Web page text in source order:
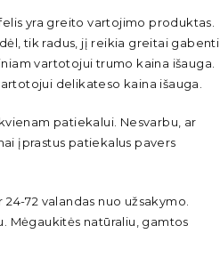
yra greito vartojimo produktas.
tik radus, jį reikia greitai gabenti
vartotojui trumo kaina išauga.
delikateso kaina išauga.
patiekalui. Nesvarbu, ar
įprastus patiekalus pavers
72 valandas nuo užsakymo.
Mėgaukitės natūraliu, gamtos